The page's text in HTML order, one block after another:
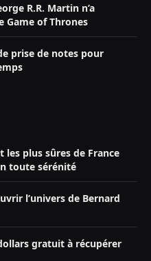
R.R. Martin n’a
Game of Thrones
prise de notes pour
les plus sûres de France
toute sérénité
l’univers de Bernard
gratuit à récupérer